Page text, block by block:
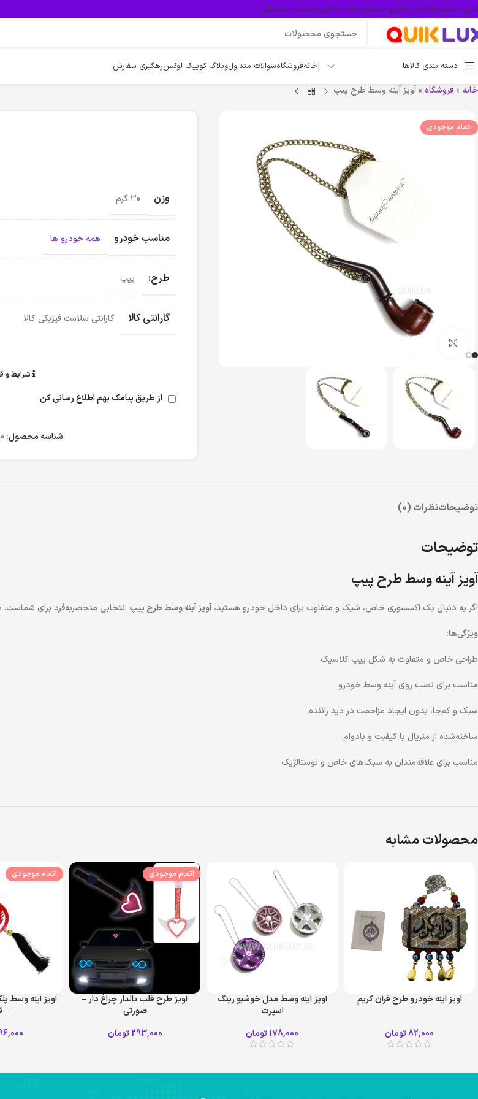
سفارشدریافت کد رهگیری سفارشسوالات متداولدرخواست پشتیبانی
دسته بندی کالاها خانهفروشگاهسوالات متداولوبلاگ کوییک لوکسرهگیری سفارش
خانه »فروشگاه »آویز آینه وسط طرح پیپ
اتمام موجودی
وزن 30 گرم
مناسب خودرو همه خودرو ها
طرح: پیپ
گارانتی کالا گارانتی سلامت فیزیکی کالا
شرایط و
از طریق پیامک بهم اطلاع رسانی کن
شناسه محصول:
توضیحاتنظرات (0)
توضیحات
آویز آینه وسط طرح پیپ
اگر به دنبال یک اکسسوری خاص، شیک و متفاوت برای داخل خودرو هستید، آویز آینه وسط طرح پیپ انتخابی منحصربه‌فرد برای
ویژگی‌ها:
طراحی خاص و متفاوت به شکل پیپ کلاسیک
مناسب برای نصب روی آینه وسط خودرو
سبک و کم‌جا، بدون ایجاد مزاحمت در دید راننده
ساخته‌شده از متریال با کیفیت و بادوام
مناسب برای علاقه‌مندان به سبک‌های خاص و نوستالژیک
محصولات مشابه
اویز آینه خودرو طرح قرآن کریم
82,000تومان
آویز آینه وسط مدل خوشبو رینگ
اسپرت
178,000تومان
اتمام موجودی
آویز طرح قلب بالدار چراغ دار –
صورتی
293,000 تومان
اتمام موجودی
آویز آینه وسط
–